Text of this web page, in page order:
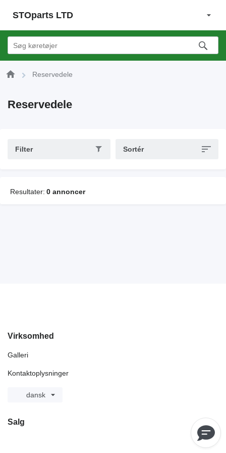
STOparts LTD
Reservedele
Reservedele
Filter Sortér
Resultater: 0 annoncer
Virksomhed
Galleri
Kontaktoplysninger
dansk
Salg